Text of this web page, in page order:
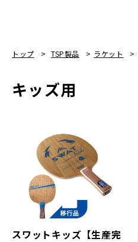
トップ TSP製品 ラケット
キッズ用
スワットキッズ【生産完